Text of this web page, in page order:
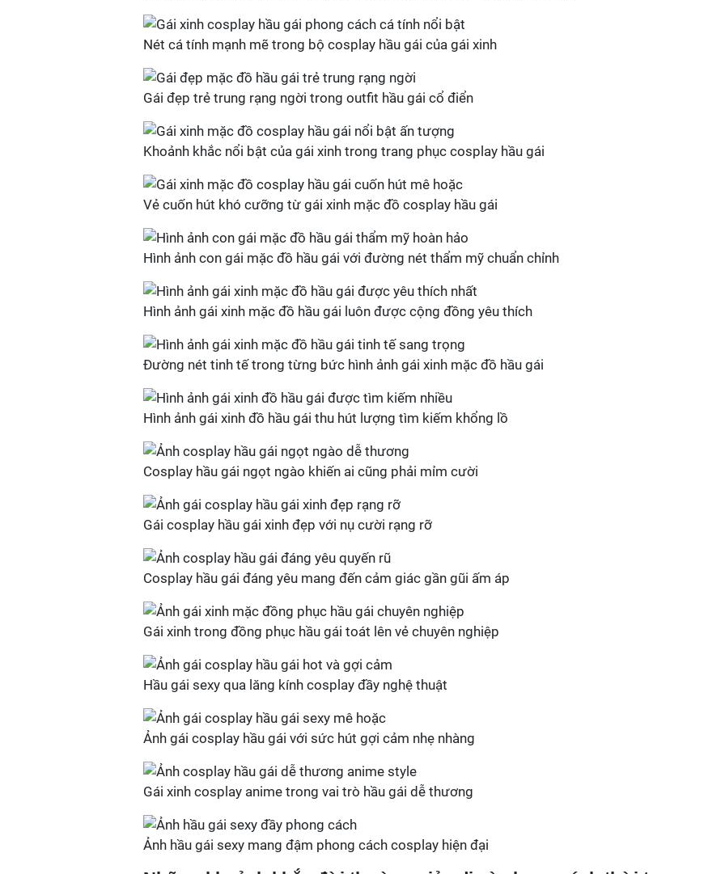
Nét cá tính mạnh mẽ trong bộ cosplay hầu gái của gái xinh
Gái đẹp trẻ trung rạng ngời trong outfit hầu gái cổ điển
Khoảnh khắc nổi bật của gái xinh trong trang phục cosplay hầu gái
Vẻ cuốn hút khó cưỡng từ gái xinh mặc đồ cosplay hầu gái
Hình ảnh con gái mặc đồ hầu gái với đường nét thẩm mỹ chuẩn chỉnh
Hình ảnh gái xinh mặc đồ hầu gái luôn được cộng đồng yêu thích
Đường nét tinh tế trong từng bức hình ảnh gái xinh mặc đồ hầu gái
Hình ảnh gái xinh đồ hầu gái thu hút lượng tìm kiếm khổng lồ
Cosplay hầu gái ngọt ngào khiến ai cũng phải mỉm cười
Gái cosplay hầu gái xinh đẹp với nụ cười rạng rỡ
Cosplay hầu gái đáng yêu mang đến cảm giác gần gũi ấm áp
Gái xinh trong đồng phục hầu gái toát lên vẻ chuyên nghiệp
Hầu gái sexy qua lăng kính cosplay đầy nghệ thuật
Ảnh gái cosplay hầu gái với sức hút gợi cảm nhẹ nhàng
Gái xinh cosplay anime trong vai trò hầu gái dễ thương
Ảnh hầu gái sexy mang đậm phong cách cosplay hiện đại